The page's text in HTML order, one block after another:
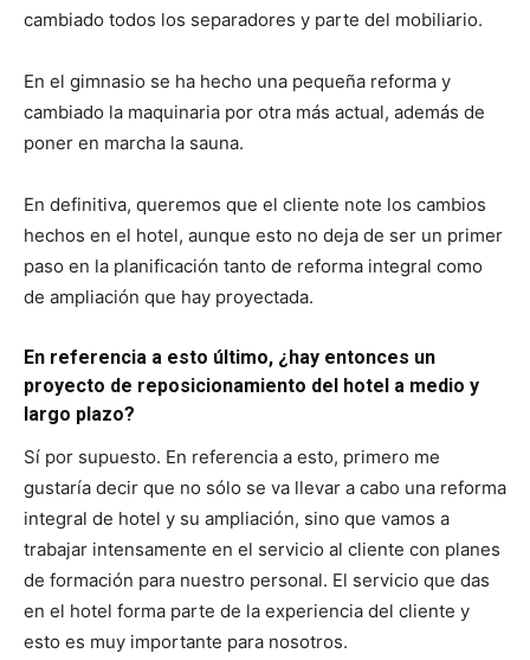
cambiado todos los separadores y parte del mobiliario.
En el gimnasio se ha hecho una pequeña reforma y
cambiado la maquinaria por otra más actual, además de
poner en marcha la sauna.
En definitiva, queremos que el cliente note los cambios
hechos en el hotel, aunque esto no deja de ser un primer
paso en la planificación tanto de reforma integral como
de ampliación que hay proyectada.
En referencia a esto último, ¿hay entonces un
proyecto de reposicionamiento del hotel a medio y
largo plazo?
Sí por supuesto. En referencia a esto, primero me
gustaría decir que no sólo se va llevar a cabo una reforma
integral de hotel y su ampliación, sino que vamos a
trabajar intensamente en el servicio al cliente con planes
de formación para nuestro personal. El servicio que das
en el hotel forma parte de la experiencia del cliente y
esto es muy importante para nosotros.